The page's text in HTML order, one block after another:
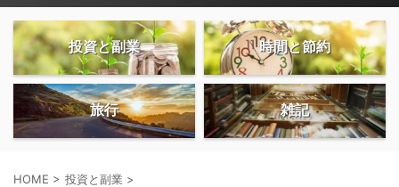
投資と副業 時間と節約
旅行 雑記
HOME > 投資と副業 >